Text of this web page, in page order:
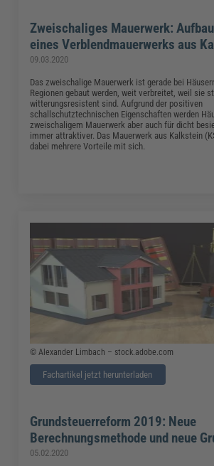
Zweischaliges Mauerwerk:
eines Verblendmauerwerks aus
09.03.2020
Das zweischalige Mauerwerk ist gerade bei
Regionen gebaut werden, weit verbreitet, weil sie
witterungsresistent sind. Aufgrund der positiven
schallschutztechnischen Eigenschaften werden
zweischaligem Mauerwerk aber auch für dicht
immer attraktiver. Das Mauerwerk aus Kalkstein
dabei mehrere Vorteile mit sich.
© Alexander Limbach – stock.adobe.com
Fachartikel jetzt herunterladen
Grundsteuerreform 2019: Neue
Berechnungsmethode und neue
05.02.2020